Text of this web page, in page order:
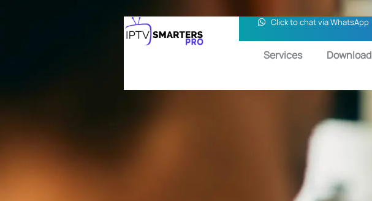
Click to chat via WhatsApp
Services Download